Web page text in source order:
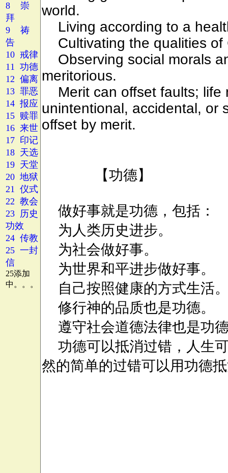
8 崇
拜
9 祷
告
10 戒律
11 功德
12 偏离
13 罪恶
14 报应
15 赎罪
16 来世
17 印记
18 天选
19 天堂
20 地狱
21 仪式
22 教会
23 历史
功效
24 传教
25 一封
信
25添加
中。。。